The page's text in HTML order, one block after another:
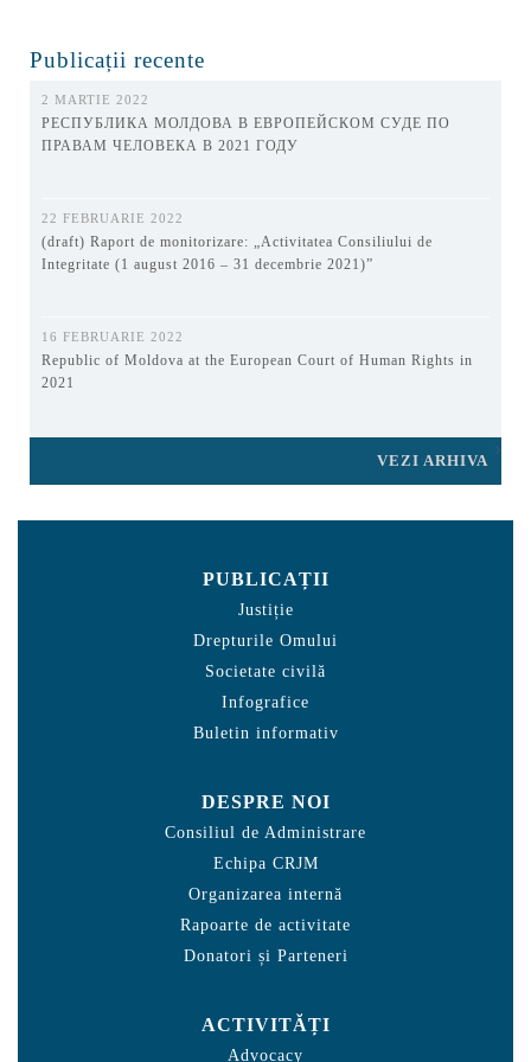
Publicații recente
2 MARTIE 2022
РЕСПУБЛИКА МОЛДОВА В ЕВРОПЕЙСКОМ СУДЕ ПО
ПРАВАМ ЧЕЛОВЕКА В 2021 ГОДУ
22 FEBRUARIE 2022
(draft) Raport de monitorizare: „Activitatea Consiliului de
Integritate (1 august 2016 – 31 decembrie 2021)”
16 FEBRUARIE 2022
Republic of Moldova at the European Court of Human Rights in
2021
VEZI ARHIVA
PUBLICAȚII
Justiție
Drepturile Omului
Societate civilă
Infografice
Buletin informativ
DESPRE NOI
Consiliul de Administrare
Echipa CRJM
Organizarea internă
Rapoarte de activitate
Donatori și Parteneri
ACTIVITĂȚI
Advocacy